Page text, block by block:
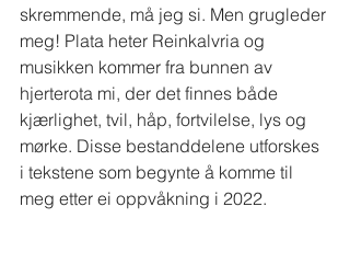
skremmende, må jeg si. Men grugleder
meg! Plata heter Reinkalvria og
musikken kommer fra bunnen av
hjerterota mi, der det finnes både
kjærlighet, tvil, håp, fortvilelse, lys og
mørke. Disse bestanddelene utforskes
i tekstene som begynte å komme til
meg etter ei oppvåkning i 2022.